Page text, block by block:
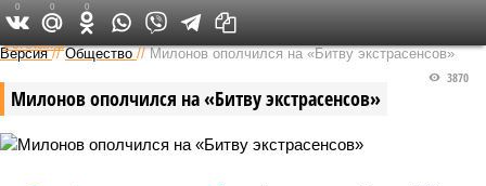
Федеральный выпуск
Версия //Общество //Милонов ополчился на «Битву экстрасенсов»
Милонов ополчился на «Битву экстрасенсов»
3870
0 0 0